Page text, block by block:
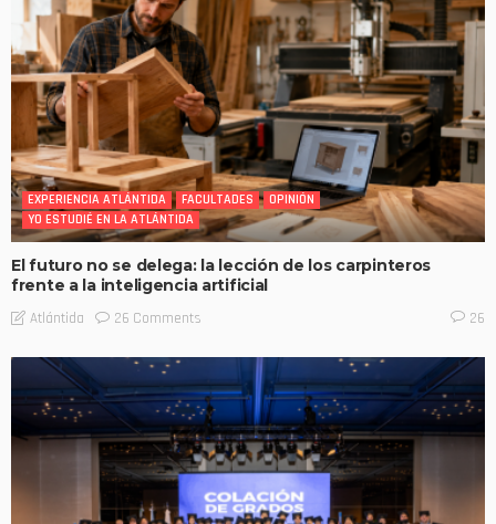
EXPERIENCIA ATLÁNTIDA FACULTADES
OPINIÓN
YO ESTUDIÉ EN LA ATLÁNTIDA
El futuro no se delega: la lección de los carpinteros
frente a la inteligencia artificial
Atlántida 26 Comments 26